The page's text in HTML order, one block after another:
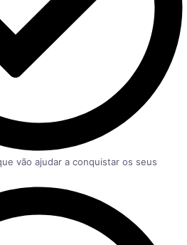
vão ajudar a conquistar os seus